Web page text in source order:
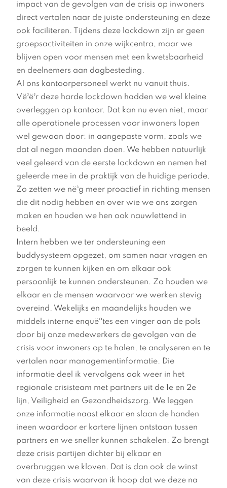
impact van de gevolgen van de crisis op inwoners
direct vertalen naar de juiste ondersteuning en deze
ook faciliteren. Tijdens deze lockdown zijn er geen
groepsactiviteiten in onze wijkcentra, maar we
blijven open voor mensen met een kwetsbaarheid
en deelnemers aan dagbesteding.
Al ons kantoorpersoneel werkt nu vanuit thuis.
Vë³ë³r deze harde lockdown hadden we wel kleine
overleggen op kantoor. Dat kan nu even niet, maar
alle operationele processen voor inwoners lopen
wel gewoon door: in aangepaste vorm, zoals we
dat al negen maanden doen. We hebben natuurlijk
veel geleerd van de eerste lockdown en nemen het
geleerde mee in de praktijk van de huidige periode.
Zo zetten we në³g meer proactief in richting mensen
die dit nodig hebben en over wie we ons zorgen
maken en houden we hen ook nauwlettend in
beeld.
Intern hebben we ter ondersteuning een
buddysysteem opgezet, om samen naar vragen en
zorgen te kunnen kijken en om elkaar ook
persoonlijk te kunnen ondersteunen. Zo houden we
elkaar en de mensen waarvoor we werken stevig
overeind. Wekelijks en maandelijks houden we
middels interne enquëªtes een vinger aan de pols
door bij onze medewerkers de gevolgen van de
crisis voor inwoners op te halen, te analyseren en te
vertalen naar managementinformatie. Die
informatie deel ik vervolgens ook weer in het
regionale crisisteam met partners uit de 1e en 2e
lijn, Veiligheid en Gezondheidszorg. We leggen
onze informatie naast elkaar en slaan de handen
ineen waardoor er kortere lijnen ontstaan tussen
partners en we sneller kunnen schakelen. Zo brengt
deze crisis partijen dichter bij elkaar en
overbruggen we kloven. Dat is dan ook de winst
van deze crisis waarvan ik hoop dat we deze na